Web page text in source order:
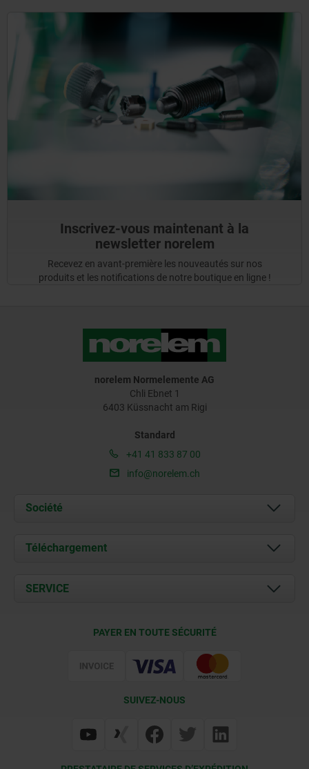
Inscrivez-vous maintenant à la
newsletter norelem
Recevez en avant-première les nouveautés sur nos
produits et les notifications de notre boutique en ligne !
norelem Normelemente AG
Chli Ebnet 1
6403 Küssnacht am Rigi
Standard
+41 41 833 87 00
info@norelem.ch
Société
À propos de nous
Contact
Téléchargement
Documents
SERVICE
PAYER EN TOUTE SÉCURITÉ
SUIVEZ-NOUS